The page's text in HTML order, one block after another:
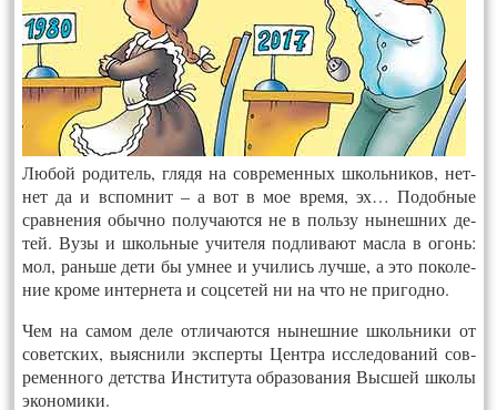
Лю­бой ро­дитель, гля­дя на сов­ре­мен­ных школь­ни­ков, нет-
нет да и вспом­нит – а вот в мое вре­мя, эх… По­доб­ные
срав­не­ния обыч­но по­луча­ют­ся не в поль­зу ны­неш­них де­
тей. Ву­зы и школь­ные учи­теля под­ли­ва­ют мас­ла в огонь:
мол, рань­ше де­ти бы ум­нее и учи­лись луч­ше, а это по­коле­
ние кро­ме ин­терне­та и соц­се­тей ни на что не при­год­но.
Чем на са­мом де­ле от­ли­ча­ют­ся ны­неш­ние школь­ни­ки от
со­ветс­ких, вы­яс­ни­ли экс­пер­ты Цент­ра исс­ле­дова­ний сов­
ре­мен­но­го детс­тва Инс­ти­тута об­ра­зова­ния Выс­шей шко­лы
эко­номи­ки.